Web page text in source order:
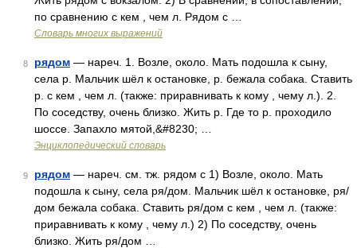
по сравнению с кем , чем л. Рядом с …
Словарь многих выражений
8 рядом — нареч. 1. Возле, около. Мать подошла к сыну,
села р. Мальчик шёл к остановке, р. бежала собака. Ставить
р. с кем , чем л. (также: приравнивать к кому , чему л.). 2.
По соседству, очень близко. Жить р. Где то р. проходило
шоссе. Запахло мятой,&#8230; …
Энциклопедический словарь
9 рядом — нареч. см. тж. рядом с 1) Возле, около. Мать
подошла к сыну, села ря/дом. Мальчик шёл к остановке, ря/
дом бежала собака. Ставить ря/дом с кем , чем л. (также:
приравнивать к кому , чему л.) 2) По соседству, очень
близко. Жить ря/дом …